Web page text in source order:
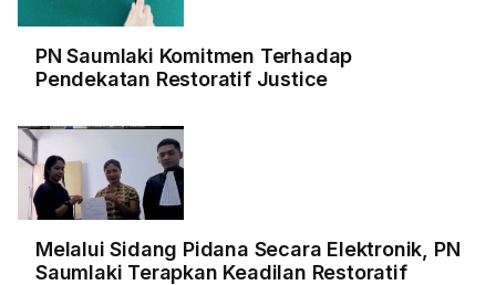
PN Saumlaki Komitmen Terhadap
Pendekatan Restoratif Justice
Melalui Sidang Pidana Secara Elektronik, PN
Saumlaki Terapkan Keadilan Restoratif